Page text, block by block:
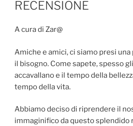
RECENSIONE
A cura di Zar@
Amiche e amici, ci siamo presi
il bisogno. Come sapete, spesso
accavallano e il tempo della
tempo della vita.
Abbiamo deciso di riprendere il
immaginifico da questo splendido